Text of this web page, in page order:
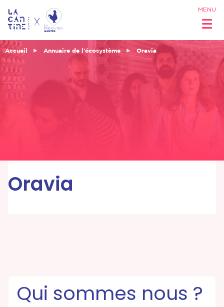
MENU
Qui sommes
Coworking
Événements
Accueil Annuaire de l’écosystème Oravia
Oravia
Qui sommes nous ?